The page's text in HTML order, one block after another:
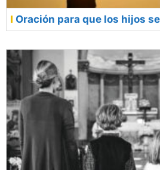
Oración para que los hijos